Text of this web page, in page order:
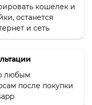
кошелек и
останется
и сеть
любым
после покупки